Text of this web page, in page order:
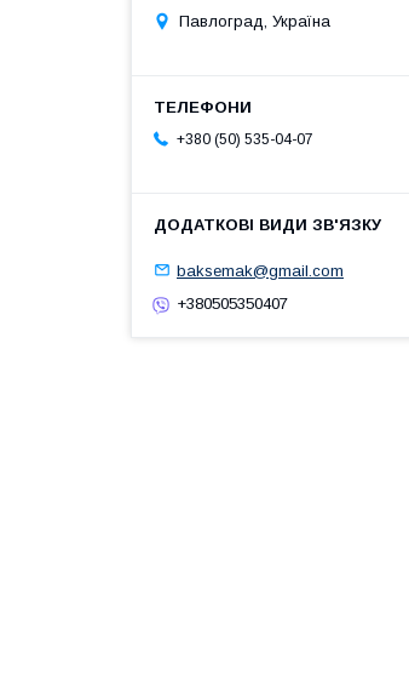
Павлоград, Україна
+380 (50) 535-04-07
baksemak@gmail.com
+380505350407